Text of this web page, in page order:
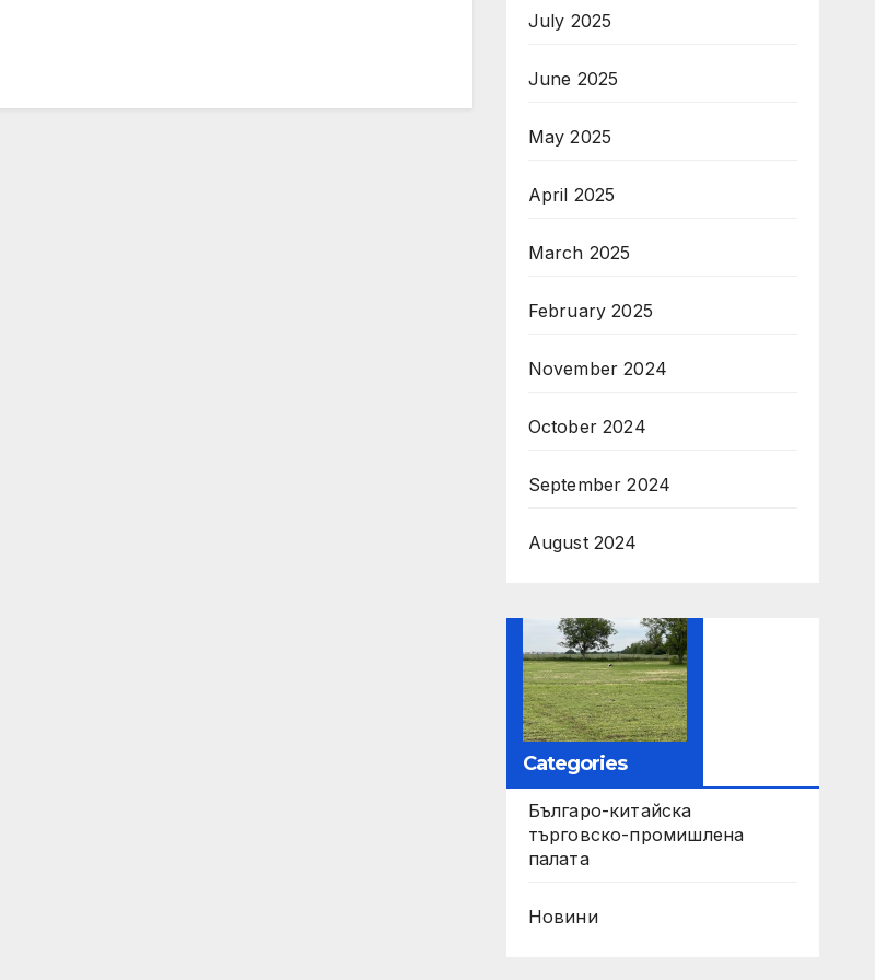
July 2025
June 2025
May 2025
April 2025
March 2025
February 2025
November 2024
October 2024
September 2024
August 2024
Categories
Българо-китайска
търговско-промишлена
палата
Новини